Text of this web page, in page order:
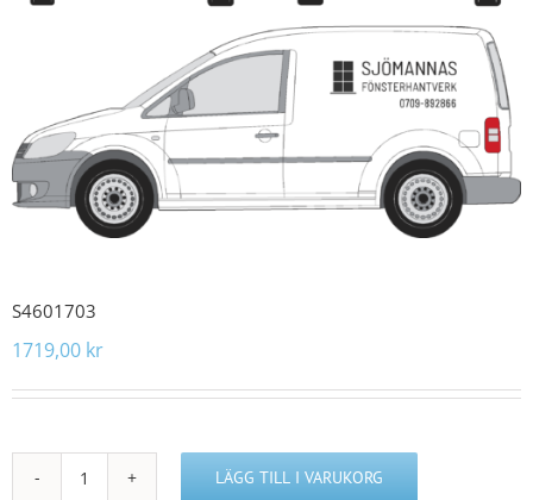
S4601703
1719,00 kr
S4601703
LÄGG TILL I VARUKORG